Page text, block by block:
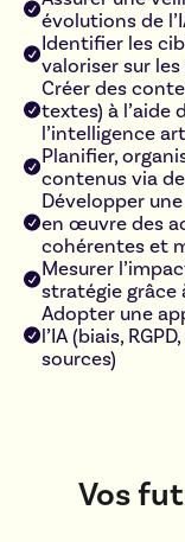
évolutions de
Identifier les
valoriser sur
Créer des
textes) à l’aide
l’intelligence
Planifier,
contenus via
Développer
en œuvre des
cohérentes et
Mesurer
stratégie grâce
Adopter une
l’IA (biais,
sources)
Vos